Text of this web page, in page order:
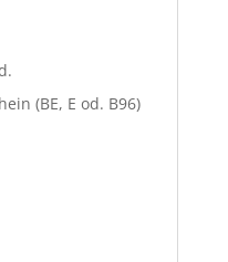
(BE, E od. B96)